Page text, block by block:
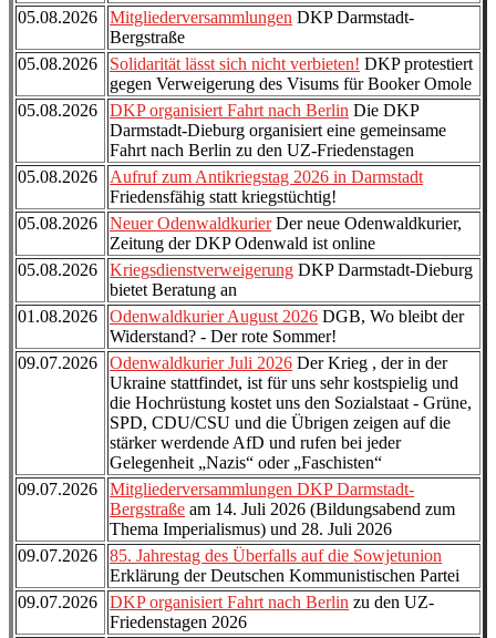
05.08.2026 Mitgliederversammlungen DKP Darmstadt-
Bergstraße
05.08.2026
Solidarität lässt sich nicht verbieten! DKP protestiert
gegen Verweigerung des Visums für Booker Omole
05.08.2026
DKP organisiert Fahrt nach Berlin Die DKP
Darmstadt-Dieburg organisiert eine gemeinsame
Fahrt nach Berlin zu den UZ-Friedenstagen
05.08.2026
Aufruf zum Antikriegstag 2026 in Darmstadt
Friedensfähig statt kriegstüchtig!
05.08.2026
Neuer OdenwaldkurierDer neue Odenwaldkurier,
Zeitung der DKP Odenwald ist online
05.08.2026
Kriegsdienstverweigerung DKP Darmstadt-Dieburg
bietet Beratung an
01.08.2026
Odenwaldkurier August 2026 DGB, Wo bleibt der
Widerstand? - Der rote Sommer!
09.07.2026
Odenwaldkurier Juli 2026 Der Krieg , der in der
Ukraine stattfindet, ist für uns sehr kostspielig und
die Hochrüstung kostet uns den Sozialstaat - Grüne,
SPD, CDU/CSU und die Übrigen zeigen auf die
stärker werdende AfD und rufen bei jeder
Gelegenheit „Nazis“ oder „Faschisten“
09.07.2026
Mitgliederversammlungen DKP Darmstadt-
Bergstraße am 14. Juli 2026 (Bildungsabend zum
Thema Imperialismus) und 28. Juli 2026
09.07.2026
85. Jahrestag des Überfalls auf die Sowjetunion
Erklärung der Deutschen Kommunistischen Partei
09.07.2026
DKP organisiert Fahrt nach Berlin zu den UZ-
Friedenstagen 2026